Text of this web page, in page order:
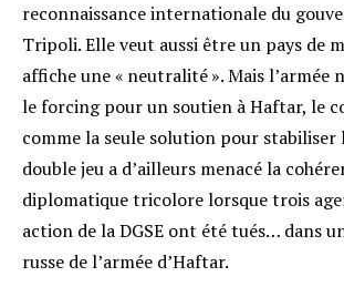
reconnaissance internationale du
Tripoli. Elle veut aussi être un pays de
affiche une « neutralité ». Mais l’armée
le forcing pour un soutien à Haftar, le
comme la seule solution pour stabiliser
double jeu a d’ailleurs menacé la
diplomatique tricolore lorsque trois
action de la DGSE ont été tués… dans
russe de l’armée d’Haftar.